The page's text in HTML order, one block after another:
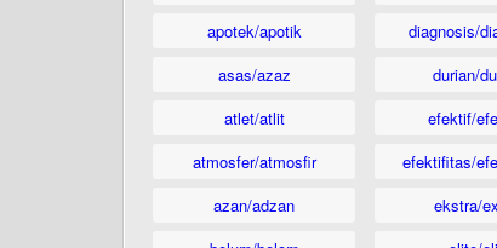
apotek/apotik
asas/azaz
atlet/atlit
atmosfer/atmosfir
azan/adzan
diagnosis/
durian/
efektif/
efektifitas/
ekstra/